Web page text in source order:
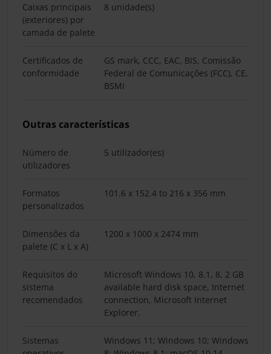
Caixas principais
(exteriores) por
camada de palete
8 unidade(s)
Certificados de
conformidade
GS mark, CCC, EAC, BIS, Comissão
Federal de Comunicações (FCC), CE,
BSMI
Outras características
Número de
utilizadores
5 utilizador(es)
Formatos
personalizados
101.6 x 152.4 to 216 x 356 mm
Dimensões da
palete (C x L x A)
1200 x 1000 x 2474 mm
Requisitos do
sistema
recomendados
Microsoft Windows 10, 8.1, 8, 2 GB
available hard disk space, Internet
connection, Microsoft Internet
Explorer.
Sistemas
Windows 11; Windows 10; Windows